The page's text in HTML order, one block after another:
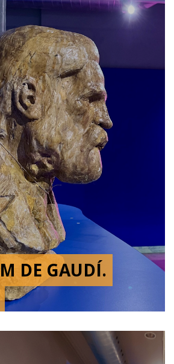
DE GAUDÍ.